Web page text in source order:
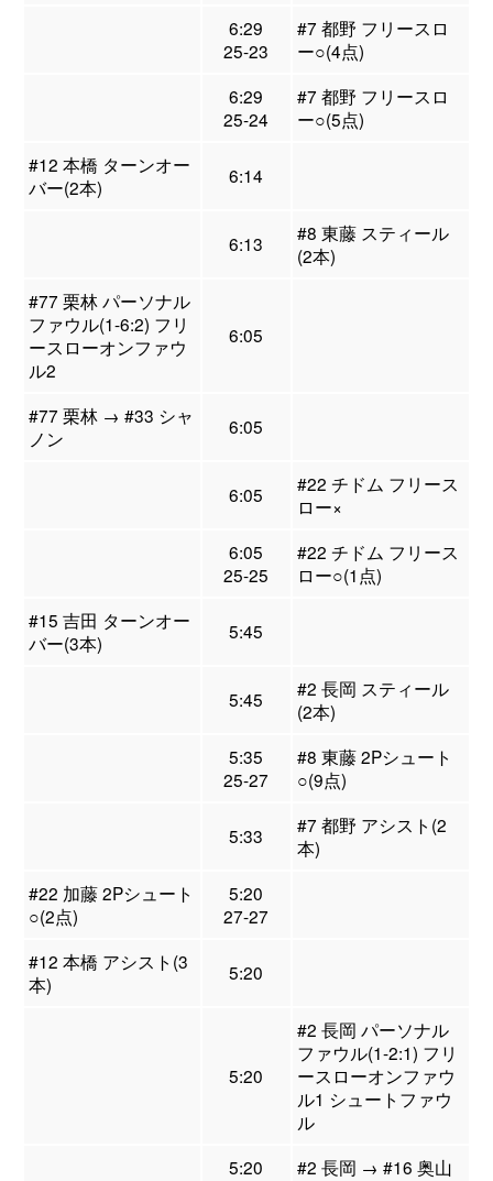
6:29
25-23
#7 都野 フリースロ
ー○(4点)
6:29
25-24
#7 都野 フリースロ
ー○(5点)
#12 本橋 ターンオー
バー(2本)
6:14
6:13
#8 東藤 スティール
(2本)
#77 栗林 パーソナル
ファウル(1-6:2) フリ
ースローオンファウ
ル2
6:05
#77 栗林 → #33 シャ
ノン
6:05
6:05
#22 チドム フリース
ロー×
6:05
25-25
#22 チドム フリース
ロー○(1点)
#15 吉田 ターンオー
バー(3本)
5:45
5:45
#2 長岡 スティール
(2本)
5:35
25-27
#8 東藤 2Pシュート
○(9点)
5:33
#7 都野 アシスト(2
本)
#22 加藤 2Pシュート
○(2点)
5:20
27-27
#12 本橋 アシスト(3
本)
5:20
5:20
#2 長岡 パーソナル
ファウル(1-2:1) フリ
ースローオンファウ
ル1 シュートファウ
ル
5:20
#2 長岡 → #16 奥山